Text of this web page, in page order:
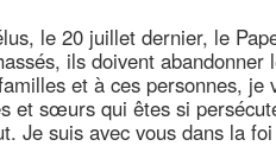
le 20 juillet dernier, le
ils doivent
et à ces personnes,
et sœurs qui êtes si
Je suis avec vous dans la